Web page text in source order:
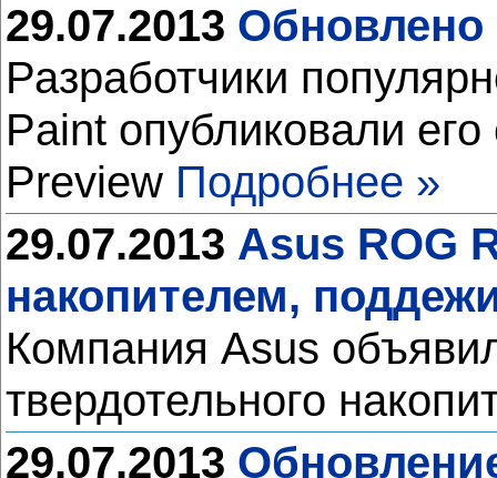
29.07.2013 Обновлено
Разработчики
Paint опубликовали
Preview Подробнее »
29.07.2013 Asus ROG
накопителем,
Компания Asus
твердотельного
29.07.2013